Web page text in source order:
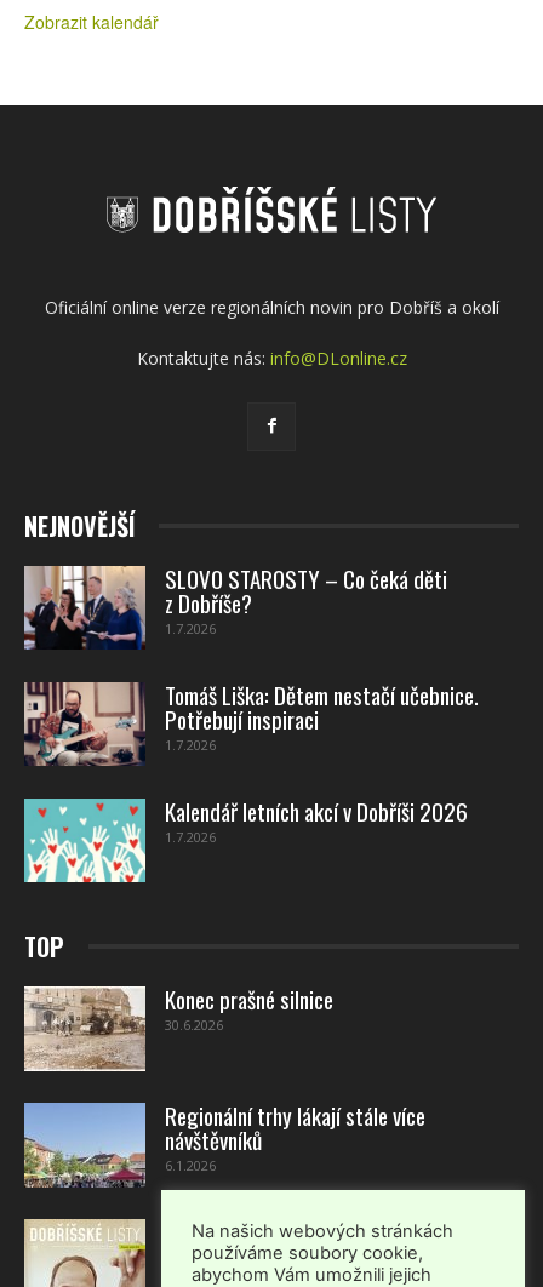
Zobrazit kalendář
Oficiální online verze regionálních novin pro Dobříš a okolí
Kontaktujte nás: info@DLonline.cz
NEJNOVĚJŠÍ
SLOVO STAROSTY – Co čeká děti
z Dobříše?
1.7.2026
Tomáš Liška: Dětem nestačí učebnice.
Potřebují inspiraci
1.7.2026
Kalendář letních akcí v Dobříši 2026
1.7.2026
TOP
Konec prašné silnice
30.6.2026
Regionální trhy lákají stále více
návštěvníků
6.1.2026
Dobříšské listy – červenec-srpen 2026
1.7.2026
Na našich webových stránkách
používáme soubory cookie,
abychom Vám umožnili jejich